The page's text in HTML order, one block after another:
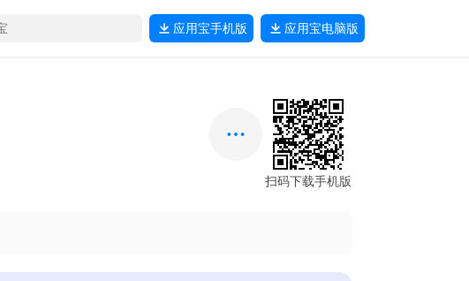
应用宝手机版 应用宝电脑版
扫码下载手机版